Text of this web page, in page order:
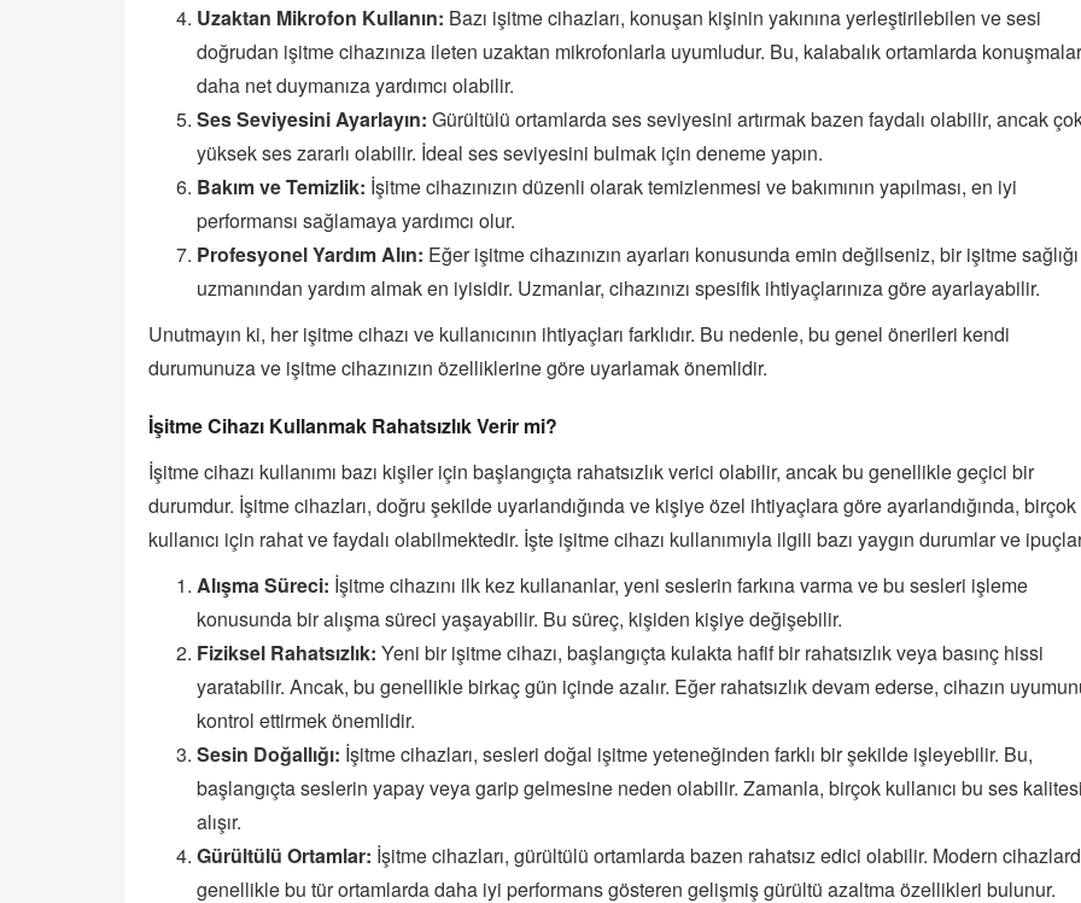
Uzaktan Mikrofon Kullanın: Bazı işitme cihazları, konuşan kişinin yakınına yerleştirilebilen ve sesi
doğrudan işitme cihazınıza ileten uzaktan mikrofonlarla uyumludur. Bu, kalabalık ortamlarda
daha net duymanıza yardımcı olabilir.
Ses Seviyesini Ayarlayın: Gürültülü ortamlarda ses seviyesini artırmak bazen faydalı olabilir, ancak
yüksek ses zararlı olabilir. İdeal ses seviyesini bulmak için deneme yapın.
Bakım ve Temizlik: İşitme cihazınızın düzenli olarak temizlenmesi ve bakımının yapılması, en iyi
performansı sağlamaya yardımcı olur.
Profesyonel Yardım Alın: Eğer işitme cihazınızın ayarları konusunda emin değilseniz, bir işitme sağlığı
uzmanından yardım almak en iyisidir. Uzmanlar, cihazınızı spesifik ihtiyaçlarınıza göre ayarlayabilir.
Unutmayın ki, her işitme cihazı ve kullanıcının ihtiyaçları farklıdır. Bu nedenle, bu genel önerileri kendi
durumunuza ve işitme cihazınızın özelliklerine göre uyarlamak önemlidir.
İşitme Cihazı Kullanmak Rahatsızlık Verir mi?
İşitme cihazı kullanımı bazı kişiler için başlangıçta rahatsızlık verici olabilir, ancak bu genellikle geçici bir
durumdur. İşitme cihazları, doğru şekilde uyarlandığında ve kişiye özel ihtiyaçlara göre ayarlandığında, birçok
kullanıcı için rahat ve faydalı olabilmektedir. İşte işitme cihazı kullanımıyla ilgili bazı yaygın durumlar ve
Alışma Süreci: İşitme cihazını ilk kez kullananlar, yeni seslerin farkına varma ve bu sesleri işleme
konusunda bir alışma süreci yaşayabilir. Bu süreç, kişiden kişiye değişebilir.
Fiziksel Rahatsızlık: Yeni bir işitme cihazı, başlangıçta kulakta hafif bir rahatsızlık veya basınç hissi
yaratabilir. Ancak, bu genellikle birkaç gün içinde azalır. Eğer rahatsızlık devam ederse, cihazın
kontrol ettirmek önemlidir.
Sesin Doğallığı: İşitme cihazları, sesleri doğal işitme yeteneğinden farklı bir şekilde işleyebilir. Bu,
başlangıçta seslerin yapay veya garip gelmesine neden olabilir. Zamanla, birçok kullanıcı bu ses
alışır.
Gürültülü Ortamlar: İşitme cihazları, gürültülü ortamlarda bazen rahatsız edici olabilir. Modern
genellikle bu tür ortamlarda daha iyi performans gösteren gelişmiş gürültü azaltma özellikleri bulunur.